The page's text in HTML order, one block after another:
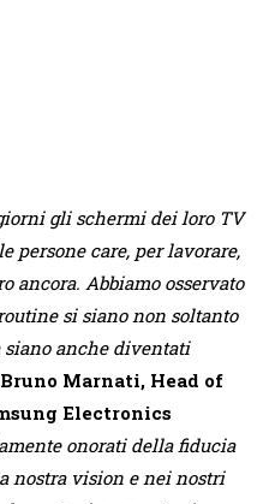
gli schermi dei loro TV
persone care, per lavorare,
ancora. Abbiamo osservato
si siano non soltanto
anche diventati
Bruno Marnati, Head of
Electronics
onorati della fiducia
nostra vision e nei nostri